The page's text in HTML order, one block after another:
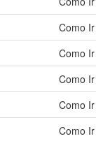
Como
Como
Como
Como
Como